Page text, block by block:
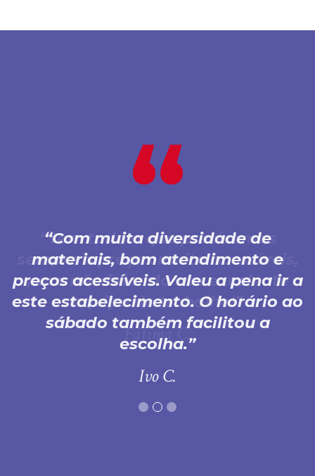
Com muita diversidade de
materiais, bom atendimento e
preços acessíveis. Valeu a pena ir a
este estabelecimento. O horário ao
sábado também facilitou a
escolha.
Ivo C.